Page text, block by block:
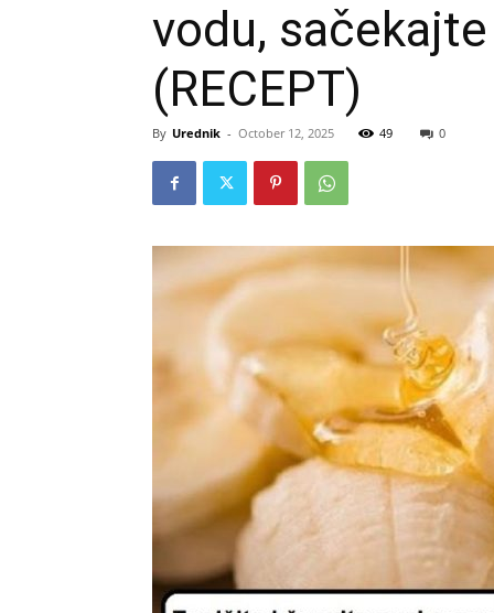
vodu,
(RECEPT)
By Urednik - October 12, 2025 49 0